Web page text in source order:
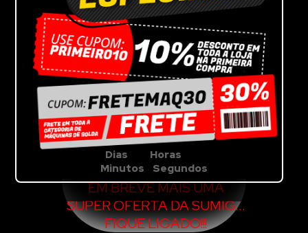
VEJA A OFERTA DA
SEMANA
POR TEMPO
LIMITADO!!!
Dias Horas
Minutos Segundos
EM BREVE MAIS UMA
SUPER OFERTA DA SUMIG...
FIQUE LIGADO!!!